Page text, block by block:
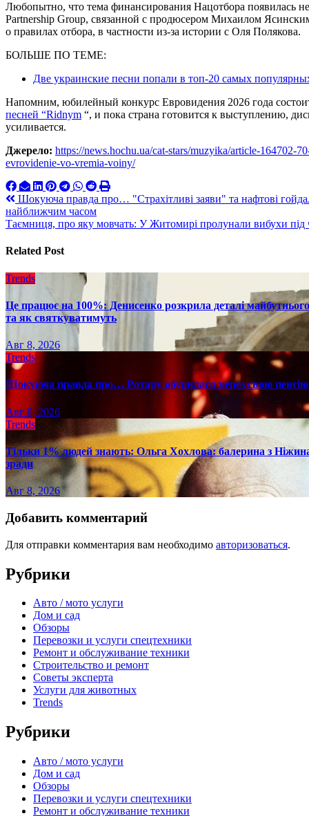
Любопытно, что тема финансирования Нацотбора появилась
Partnership Group, связанной с продюсером Михаилом
о правилах отбора, в частности из-за истории с Оля Полякова.
БОЛЬШЕ ПО ТЕМЕ:
Две украинские песни попали в топ-20 самых
Напомним, юбилейный конкурс Евровидения 2026 года
песней “Ridnym “, и пока страна готовится к выступлению,
усиливается.
Джерело: https://news.hochu.ua/cat-stars/muzyika/article-164702-
evrovidenie-vo-vremia-voiny/
Навигация
по
Шокуюча правда про… "Страхітливі заяви" та нафтові
найближчим часом
Таємниця, про яку мовчать: У Житомирі пролунали вибухи під
Related Post
Trends
Це працює на 100%: Денисенко розкрила деталі майбутнього
та як святкуватимуть
Авг 8, 2026
Trends
Шокуюча правда про… Ротару обурилася через свою
Авг 8, 2026
Trends
Тільки 1% людей знають: Ольга Хохлова: балерина з
зради
Авг 8, 2026
Добавить комментарий
Для отправки комментария вам необходимо авторизоваться.
Рубрики
Авто / мото услуги
Дом и сад
Обзоры
Перевозки и услуги спецтехники
Ремонт и обслуживание техники
Строительство и ремонт
Советы эксперта
Услуги для животных
Trends
Рубрики
Авто / мото услуги
Дом и сад
Обзоры
Перевозки и услуги спецтехники
Ремонт и обслуживание техники